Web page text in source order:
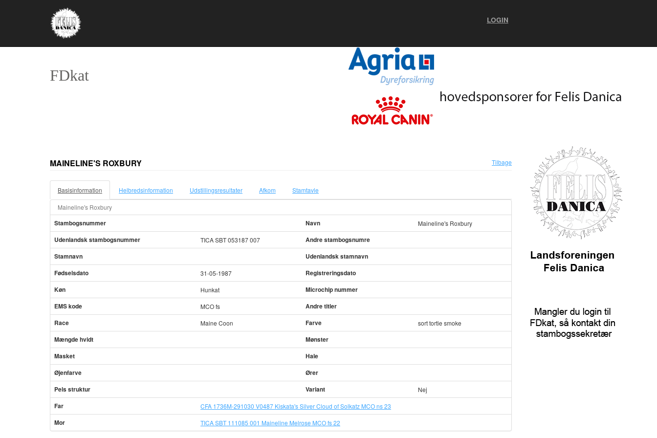
LOGIN
FDkat
MAINELINE'S ROXBURY Tilbage
Basisinformation Helbredsinformation Udstillingsresultater Afkom Stamtavle
Maineline's Roxbury
Stambogsnummer Navn Maineline's Roxbury
Udenlandsk stambogsnummer TICA SBT 053187 007
Andre stambogsnumre
Stamnavn
Udenlandsk stamnavn
Fødselsdato
31-05-1987
Registreringsdato
Køn
Hunkat
Microchip nummer
EMS kode
MCO fs
Andre titler
Race
Maine Coon Farve sort tortie smoke
Mængde hvidt
Mønster
Masket
Hale
Øjenfarve
Ører
Pels struktur
Variant Nej
Far CFA 1736M-291030 V0487 Kiskata's Silver Cloud of Solkatz MCO ns 23
Mor TICA SBT 111085 001 Maineline Melrose MCO fs 22